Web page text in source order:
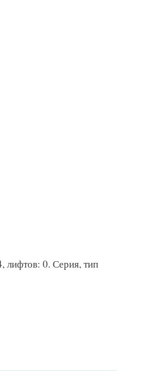
лифтов: 0. Серия, тип